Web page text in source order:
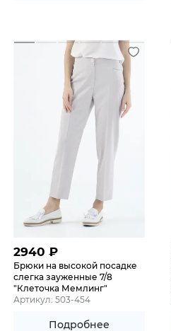
2940 ₽
Брюки на высокой посадке
слегка зауженные 7/8
"Клеточка Мемлинг"
Артикул: 503-454
Подробнее